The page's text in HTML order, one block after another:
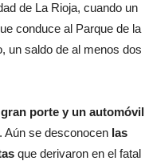
de La Rioja, cuando un
conduce al Parque de la
un saldo de al menos dos
porte y un automóvil
Aún se desconocen las
que derivaron en el fatal